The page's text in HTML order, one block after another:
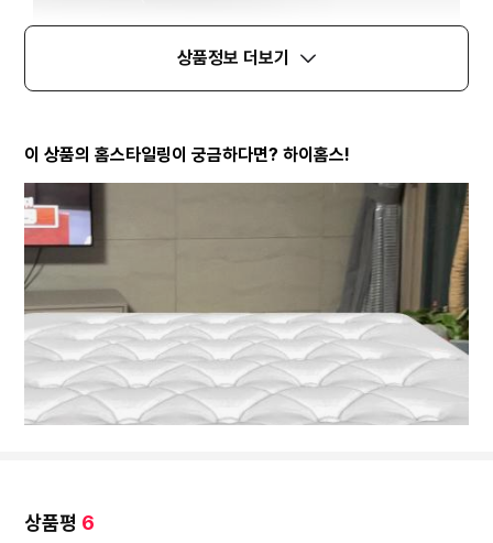
상품정보 더보기
이 상품의 홈스타일링이 궁금하다면? 하이홈스!
상품평 6